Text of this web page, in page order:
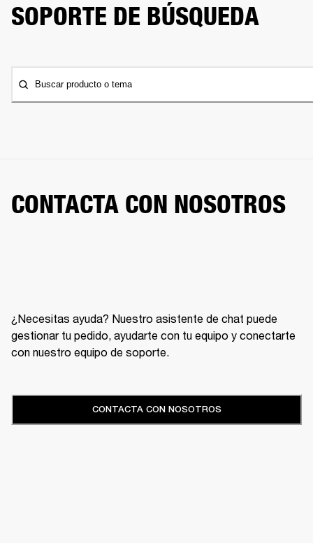
SOPORTE DE BÚSQUEDA
Buscar producto o tema
CONTACTA CON NOSOTROS
¿Necesitas ayuda? Nuestro asistente de chat puede
gestionar tu pedido, ayudarte con tu equipo y conectarte
con nuestro equipo de soporte.
CONTACTA CON NOSOTROS